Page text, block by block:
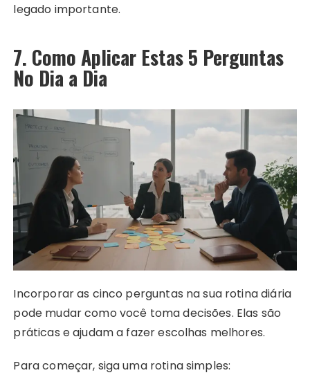
legado importante.
7. Como Aplicar Estas 5 Perguntas
No Dia a Dia
Incorporar as cinco perguntas na sua rotina diária
pode mudar como você toma decisões. Elas são
práticas e ajudam a fazer escolhas melhores.
Para começar, siga uma rotina simples: